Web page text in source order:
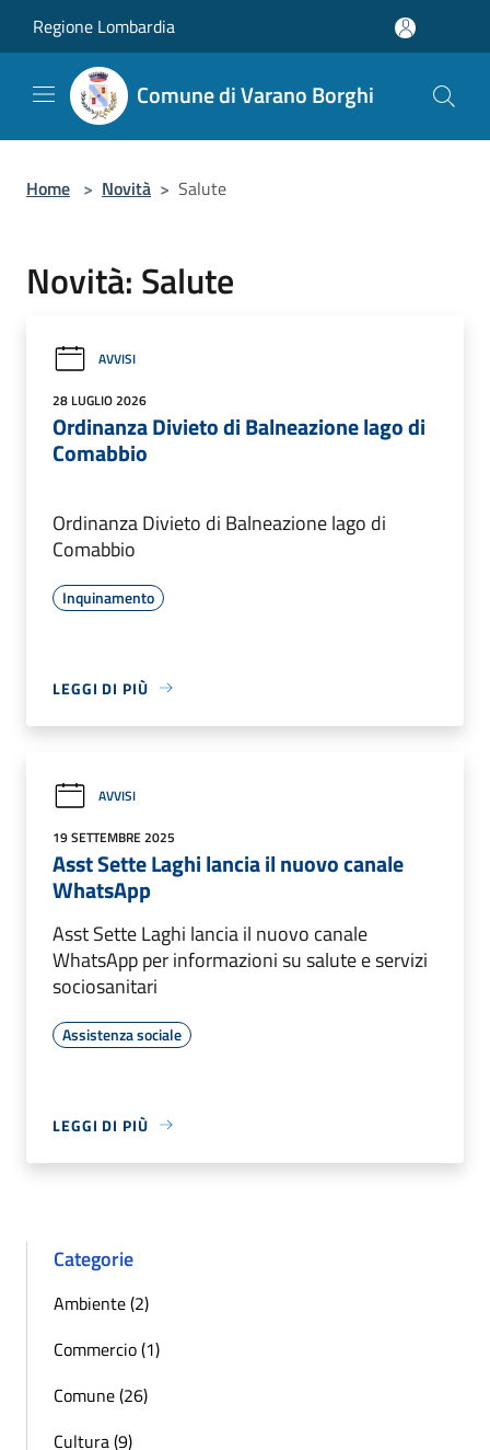
Regione Lombardia
Comune di Varano Borghi
Home > Novità > Salute
Novità: Salute
AVVISI
28 LUGLIO 2026
Ordinanza Divieto di Balneazione lago di
Comabbio
Ordinanza Divieto di Balneazione lago di
Comabbio
Inquinamento
LEGGI DI PIÙ
AVVISI
19 SETTEMBRE 2025
Asst Sette Laghi lancia il nuovo canale
WhatsApp
Asst Sette Laghi lancia il nuovo canale
WhatsApp per informazioni su salute e servizi
sociosanitari
Assistenza sociale
LEGGI DI PIÙ
Categorie
Ambiente (2)
Commercio (1)
Comune (26)
Cultura (9)